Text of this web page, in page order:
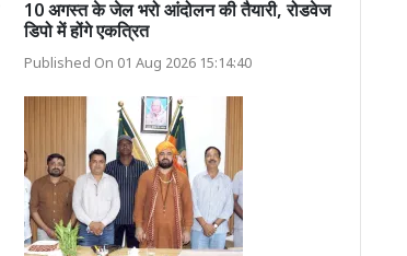
10 अगस्त के जेल भरो आंदोलन की तैयारी, रोडवेज
डिपो में होंगे एकत्रित
Published On 01 Aug 2026 15:14:40